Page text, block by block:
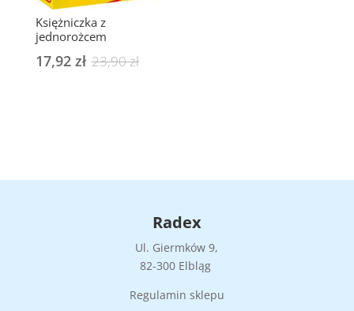
Księżniczka z
jednorożcem
23,90złPierwotna
17,92 zł
Aktualna
Radex
Ul. Giermków 9,
82-300 Elbląg
Regulamin sklepu